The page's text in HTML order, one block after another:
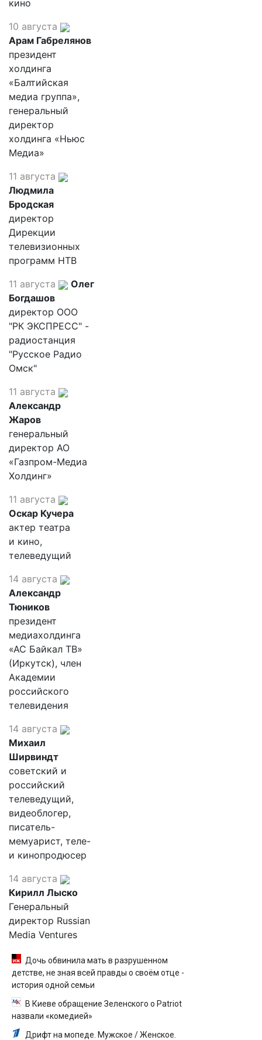
кино
10 августа
Арам Габрелянов
президент
холдинга
«Балтийская
медиа группа»,
генеральный
директор
холдинга «Ньюс
Медиа»
11 августа
Людмила
Бродская
директор
Дирекции
телевизионных
программ НТВ
11 августа
Олег
Богдашов
директор ООО
"РК ЭКСПРЕСС" -
радиостанция
"Русское Радио
Омск"
11 августа
Александр
Жаров
генеральный
директор АО
«Газпром-Медиа
Холдинг»
11 августа
Оскар Кучера
актер театра
и кино,
телеведущий
14 августа
Александр
Тюников
президент
медиахолдинга
«АС Байкал ТВ»
(Иркутск), член
Академии
российского
телевидения
14 августа
Михаил
Ширвиндт
советский и
российский
телеведущий,
видеоблогер,
писатель-
мемуарист, теле-
и кинопродюсер
14 августа
Кирилл Лыско
Генеральный
директор Russian
Media Ventures
Дочь обвинила мать в разрушенном
детстве, не зная всей правды о своём отце -
история одной семьи
В Киеве обращение Зеленского о Patriot
назвали «комедией»
Дрифт на мопеде. Мужское / Женское.